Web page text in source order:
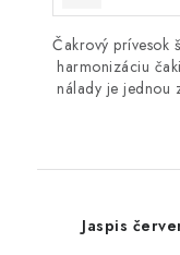
Čakrový prívesok
harmonizáciu
nálady je jednou
Jaspis